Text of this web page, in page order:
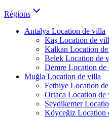
Régions
Antalya Location de villa
Kaş Location de
Kalkan Location
Belek Location de
Demre Location de
Muğla Location de villa
Fethiye Location
Ortaca Location de
Seydikemer
Köyceğiz Location